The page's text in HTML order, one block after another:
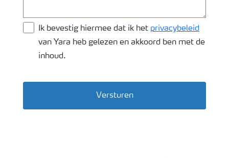
Ik bevestig hiermee dat ik het privacybeleid
van Yara heb gelezen en akkoord ben met de
inhoud.
Versturen